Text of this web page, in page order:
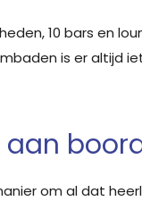
10 bars en
is er altijd
om al dat